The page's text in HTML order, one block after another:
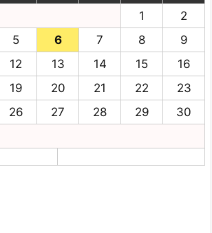
1
2
5 6 7 8
9
12 13 14 15
16
19 20 21 22
23
26 27 28 29
30